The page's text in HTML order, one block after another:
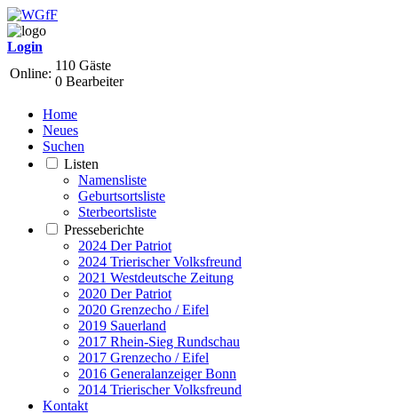
Login
Online:
110 Gäste
0 Bearbeiter
Home
Neues
Suchen
Listen
Namensliste
Geburtsortsliste
Sterbeortsliste
Presseberichte
2024 Der Patriot
2024 Trierischer Volksfreund
2021 Westdeutsche Zeitung
2020 Der Patriot
2020 Grenzecho / Eifel
2019 Sauerland
2017 Rhein-Sieg Rundschau
2017 Grenzecho / Eifel
2016 Generalanzeiger Bonn
2014 Trierischer Volksfreund
Kontakt